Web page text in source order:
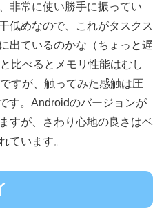
非常に使い勝手に振ってい
低めなので、これがタスクス
出ているのかな（ちょっと遅
比べるとメモリ性能はむし
すが、触ってみた感触は圧
す。Androidのバージョンが
すが、さわり心地の良さはベ
ています。